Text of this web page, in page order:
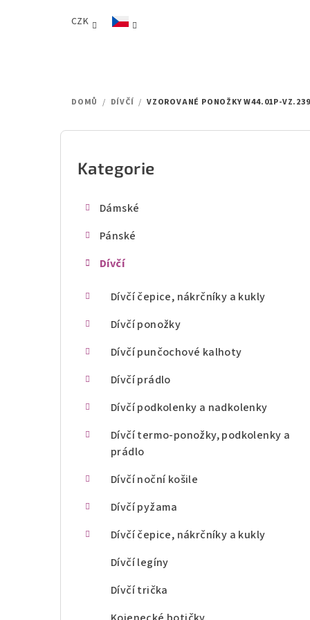
CZK
DOMŮ / DÍVČÍ / VZOROVANÉ PONOŽKY W44.01P-VZ.239
Přeskočit
kategorie
Kategorie
Dámské
Pánské
Dívčí
Dívčí čepice, nákrčníky a kukly
Dívčí ponožky
Dívčí punčochové kalhoty
Dívčí prádlo
Dívčí podkolenky a nadkolenky
Dívčí termo-ponožky, podkolenky a
prádlo
Dívčí noční košile
Dívčí pyžama
Dívčí čepice, nákrčníky a kukly
Dívčí legíny
Dívčí trička